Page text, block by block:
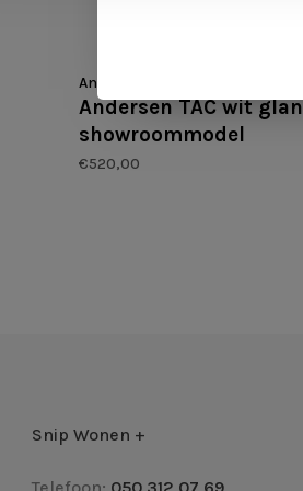
Andersen
Andersen TAC wit
showroommodel
€520,00
Snip Wonen +